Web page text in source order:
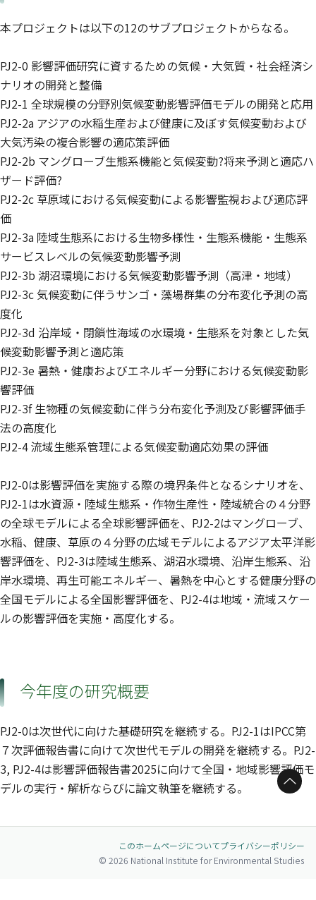
本プロジェクトは以下の12のサブプロジェクトからなる。
PJ2-0 影響評価研究に資するための気候・大気質・社会経済シ
ナリオの開発と整備
PJ2-1 全球規模の分野別気候変動影響評価モデルの開発と応用
PJ2-2a アジアの水稲生産および健康に及ぼす気候変動および
大気汚染の複合影響の適応策評価
PJ2-2b マングローブ生態系機能と気候変動?将来予測と適応ハ
ザード評価?
PJ2-2c 草原域における気候変動による影響監視および適応評
価
PJ2-3a 陸域生態系における生物多様性・生態系機能・生態系
サービスレベルの気候変動影響予測
PJ2-3b 湖沼環境における気候変動影響予測（高津・地域）
PJ2-3c 気候変動に伴うサンゴ・藻場群集の分布変化予測の高
度化
PJ2-3d 沿岸域・閉鎖性海域の水環境・生態系を対象とした気
候変動影響予測と適応策
PJ2-3e 暑熱・健康およびエネルギー分野における気候変動影
響評価
PJ2-3f 生物種の気候変動に伴う分布変化予測及び影響評価手
法の高度化
PJ2-4 流域生態系管理による気候変動適応効果の評価
PJ2-0は影響評価を実施する際の境界条件となるシナリオを、
PJ2-1は水資源・陸域生態系・作物生産性・陸域統合の４分野
の全球モデルによる全球影響評価を、PJ2-2はマングローブ、
水稲、健康、草原の４分野の広域モデルによるアジア太平洋影
響評価を、PJ2-3は陸域生態系、湖沼水環境、沿岸生態系、沿
岸水環境、再生可能エネルギー、暑熱を中心とする健康分野の
全国モデルによる全国影響評価を、PJ2-4は地域・流域スケー
ルの影響評価を実施・高度化する。
今年度の研究概要
PJ2-0は次世代に向けた基礎研究を継続する。PJ2-1はIPCC第
７次評価報告書に向けて次世代モデルの開発を継続する。PJ2-
3, PJ2-4は影響評価報告書2025に向けて全国・地域影響評価モ
デルの実行・解析ならびに論文執筆を継続する。
ページトップへ
このホームページについてプライバシーポリシー
© 2026 National Institute for Environmental Studies